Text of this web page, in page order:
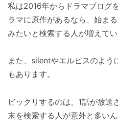
私は2016年からドラマブログ
ラマに原作があるなら、始ま
みたいと検索する人が増えてい
また、silentやエルピスのよう
もあります。
ビックリするのは、1話が放
末を検索する人が意外と多いん